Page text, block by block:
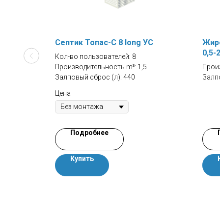
Септик Топас-С 8 long УС
Кол-во пользователей: 8
Производительность m³: 1,5
Залповый сброс (л): 440
Цена
Подробнее
Купить
0,5-